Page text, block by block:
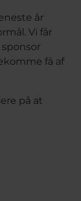
år
Vi får
få af
på at